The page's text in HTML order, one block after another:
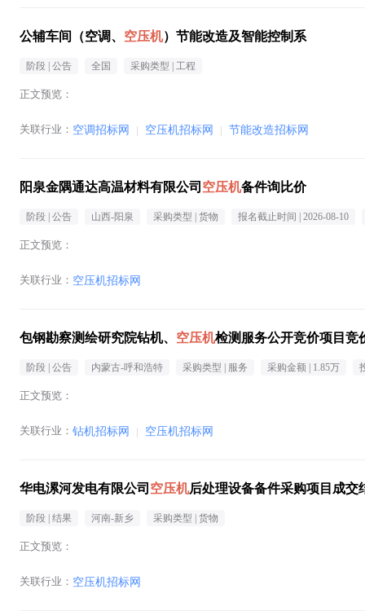
公辅车间（空调、 空压机）节能改造及智能控制系
阶段 | 公告 全国 采购类型 | 工程
正文预览：
关联行业： 空调招标网 | 空压机招标网 | 节能改造招标网
阳泉金隅通达高温材料有限公司 空压机备件询比价
阶段 | 公告 山西-阳泉 采购类型 | 货物 报名截止时间 | 2026-08-10
正文预览：
关联行业： 空压机招标网
包钢勘察测绘研究院钻机、 空压机检测服务公开竞价项目竞
阶段 | 公告 内蒙古-呼和浩特 采购类型 | 服务 采购金额 | 1.85万
正文预览：
关联行业： 钻机招标网 | 空压机招标网
华电漯河发电有限公司 空压机后处理设备备件采购项目成交
阶段 | 结果 河南-新乡 采购类型 | 货物
正文预览：
关联行业： 空压机招标网